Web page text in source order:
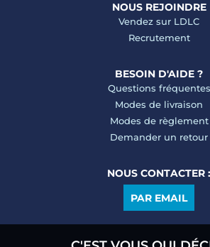
NOUS REJOINDRE
Vendez sur LDLC
Recrutement
BESOIN D'AIDE ?
Questions fréquentes
Modes de livraison
Modes de règlement
Demander un retour
NOUS CONTACTER :
PAR EMAIL